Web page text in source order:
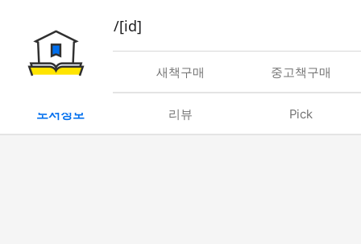
book/rent/[id]
대여 새책구매 중고책구매
도서정보 리뷰 Pick